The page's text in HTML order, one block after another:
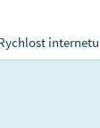
internetu